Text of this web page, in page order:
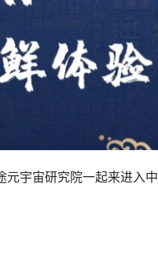
元宇宙研究院一起来进入